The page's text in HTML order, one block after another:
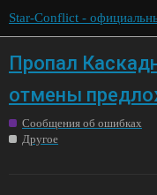
Star-Conflict -
Пропал
отмены
Сообщения об ошибках
Другое